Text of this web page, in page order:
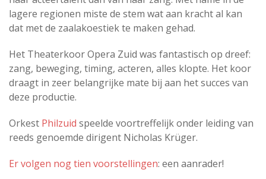
lagere regionen miste de stem wat aan kracht al kan
dat met de zaalakoestiek te maken gehad.
Het Theaterkoor Opera Zuid was fantastisch op dreef:
zang, beweging, timing, acteren, alles klopte. Het koor
draagt in zeer belangrijke mate bij aan het succes van
deze productie.
Orkest Philzuid speelde voortreffelijk onder leiding van
reeds genoemde dirigent Nicholas Krüger.
Er volgen nog tien voorstellingen: een aanrader!